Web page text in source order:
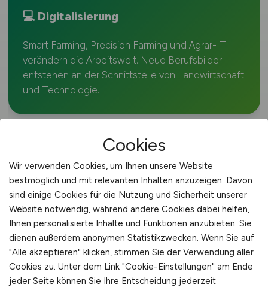
💻 Digitalisierung
Smart Farming, Precision Farming und Agrar-IT
verändern die Arbeitswelt. Neue Berufsbilder
entstehen an der Schnittstelle von Landwirtschaft
und Technologie.
Was verdient man in der
Agrarwirtschaft?
Bruttojahresverdienst Vollzeit,
WirtschaftszweigLand- und Forstwirtschaft,
Fischerei(WZ-2008 Sektion A). Inklusive
Cookies
Wir verwenden Cookies, um Ihnen unsere Website
bestmöglich und mit relevanten Inhalten anzuzeigen. Davon
sind einige Cookies für die Nutzung und Sicherheit unserer
Website notwendig, während andere Cookies dabei helfen,
Ihnen personalisierte Inhalte und Funktionen anzubieten. Sie
dienen außerdem anonymen Statistikzwecken. Wenn Sie auf
"Alle akzeptieren" klicken, stimmen Sie der Verwendung aller
Cookies zu. Unter dem Link "Cookie-Einstellungen" am Ende
jeder Seite können Sie Ihre Entscheidung jederzeit